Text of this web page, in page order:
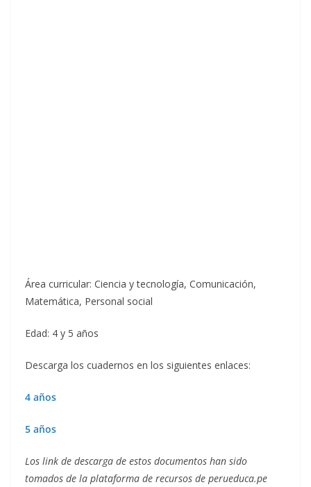
Área curricular: Ciencia y tecnología, Comunicación,
Matemática, Personal social
Edad: 4 y 5 años
Descarga los cuadernos en los siguientes enlaces:
4 años
5 años
Los link de descarga de estos documentos han sido
tomados de la plataforma de recursos de perueduca.pe